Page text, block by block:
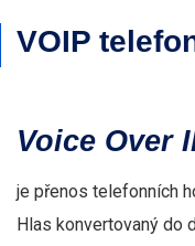
VOIP
Voice Over
je přenos telefonních
Hlas konvertovaný do